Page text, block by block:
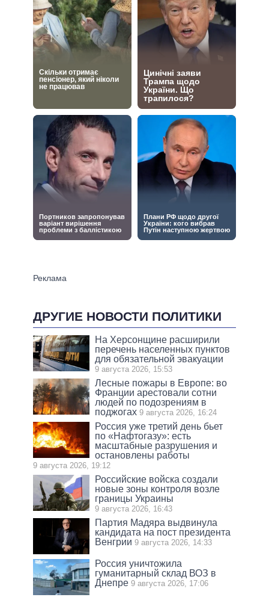
ДРУГИЕ НОВОСТИ ПОЛИТИКИ
На Херсонщине расширили
перечень населенных пунктов
для обязательной эвакуации
9 августа 2026, 15:53
Лесные пожары в Европе: во
Франции арестовали сотни
людей по подозрениям в
поджогах 9 августа 2026, 16:24
Россия уже третий день бьет
по «Нафтогазу»: есть
масштабные разрушения и
остановлены работы
9 августа 2026, 19:12
Российские войска создали
новые зоны контроля возле
границы Украины
9 августа 2026, 16:43
Партия Мадяра выдвинула
кандидата на пост президента
Венгрии 9 августа 2026, 14:33
Россия уничтожила
гуманитарный склад ВОЗ в
Днепре 9 августа 2026, 17:06